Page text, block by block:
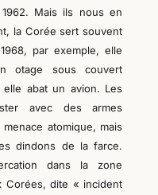
Mais ils nousen
la Corée sert souvent
par exemple, elle
otage sous couvert
elle abat un avion. Les
avec des armes
atomique, mais
dindons de la farce.
dans la zone
Corées, dite « incident